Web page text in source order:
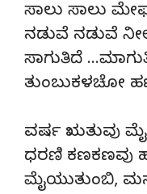
ಸಾಲು ಸಾಲು
ನಡುವೆ ನಡುವೆ
ಸಾಗುತಿದೆ
ತುಂಬುಕಳಚೋ
ವರ್ಷ ಋತುವು
ಧರಣಿ ಕಣಕಣವು
ಮೈಯುತುಂಬಿ,